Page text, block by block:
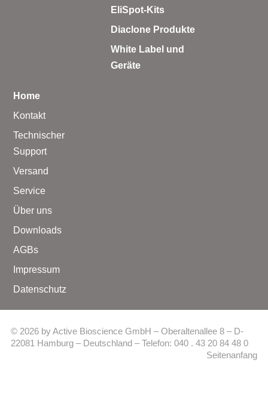
EliSpot-Kits
Diaclone Produkte
White Label und
Geräte
Home
Kontakt
Technischer
Support
Versand
Service
Über uns
Downloads
AGBs
Impressum
Datenschutz
© 2026 by Active Bioscience GmbH – Oberaltenallee 8 – D-
22081 Hamburg – Deutschland – Telefon: 040 . 43 20 84 48 0
Seitenanfang